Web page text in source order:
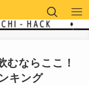
むならここ！
キング